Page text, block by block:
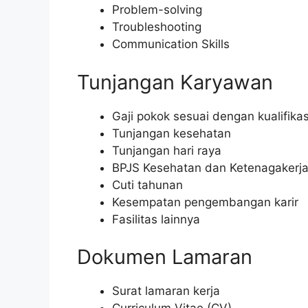
Problem-solving
Troubleshooting
Communication Skills
Tunjangan Karyawan
Gaji pokok sesuai dengan
Tunjangan kesehatan
Tunjangan hari raya
BPJS Kesehatan dan
Cuti tahunan
Kesempatan pengembangan karir
Fasilitas lainnya
Dokumen Lamaran
Surat lamaran kerja